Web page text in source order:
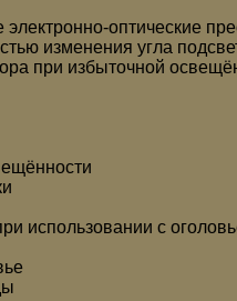
оптические
изменения угла
при избыточной
использовании с